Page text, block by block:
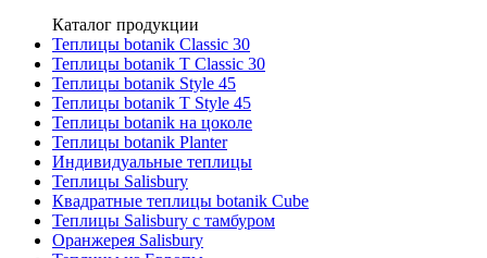
Каталог продукции
Теплицы botanik Classic 30
Теплицы botanik T Classic 30
Теплицы botanik Style 45
Теплицы botanik Т Style 45
Теплицы botanik на цоколе
Теплицы botanik Planter
Индивидуальные теплицы
Теплицы Salisbury
Квадратные теплицы botanik Cube
Теплицы Salisbury с тамбуром
Оранжерея Salisbury